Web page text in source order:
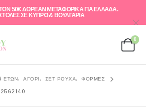
50€ ΔΩΡΕΑΝ ΜΕΤΑΦΟΡΙΚΑ ΓΙΑ ΕΛΛAΔΑ.
ΣΕ ΚΥΠΡΟ & ΒΟΥΛΓΑΡΙΑ
0
ΕΤΏΝ, ΑΓΌΡΙ, ΣΕΤ ΡΟΎΧΑ, ΦΌΡΜΕΣ